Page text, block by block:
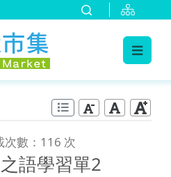
次數：116 次
語學習單2